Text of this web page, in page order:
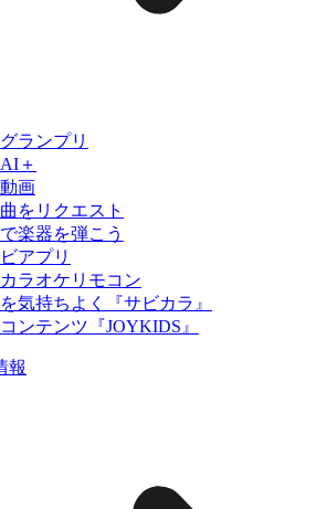
ランプリ
＋
画
をリクエスト
楽器を弾こう
アプリ
ラオケリモコン
気持ちよく『サビカラ』
ンテンツ『JOYKIDS』
報